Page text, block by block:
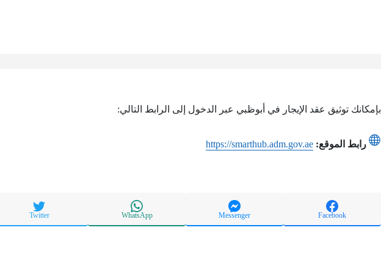
بإمكانك توثيق عقد الإيجار في أبوظبي عبر الدخول إلى الرابط التالي:
رابط الموقع: https://smarthub.adm.gov.ae
Facebook
Messenger
WhatsApp
Twitter